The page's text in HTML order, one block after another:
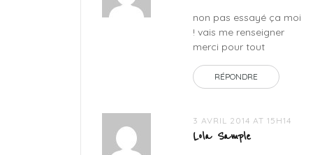
non pas essayé ça moi
! vais me renseigner
merci pour tout
RÉPONDRE
3 AVRIL 2014 AT 15H14
Lola Sample